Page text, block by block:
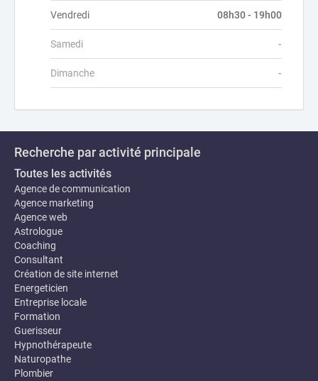
Vendredi 08h30 - 19h00
Samedi -
Dimanche -
Recherche par activité principale
Toutes les activités
Agence de communication
Agence marketing
Agence web
Astrologue
Coaching
Consultant
Création de site internet
Energeticien
Entreprise locale
Formation
Guerisseur
Hypnothérapeute
Naturopathe
Plombier